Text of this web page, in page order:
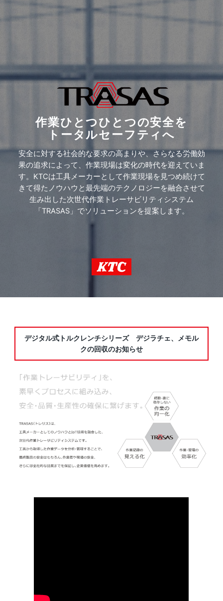
作業ひとつひとつの安全を
トータルセーフティへ
安全に対する社会的な要求の高まりや、さらなる労働効
果の追求によって、 作業現場は変化の時代を迎えていま
す。 KTCは工具メーカーとして作業現場を見つめ続けて
きて得たノウハウと最先端のテクノロジーを融合させて
生み出した次世代作業トレーサビリティシステム
「TRASAS」でソリューションを提案します。
デジタル式トルクレンチシリーズ デジラチェ、メモル
クの回収のお知らせ